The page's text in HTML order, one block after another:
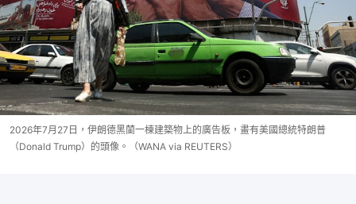
2026年7月27日，伊朗德黑蘭一棟建築物上的廣告板，畫有美國總統特朗普
（Donald Trump）的頭像。（WANA via REUTERS）